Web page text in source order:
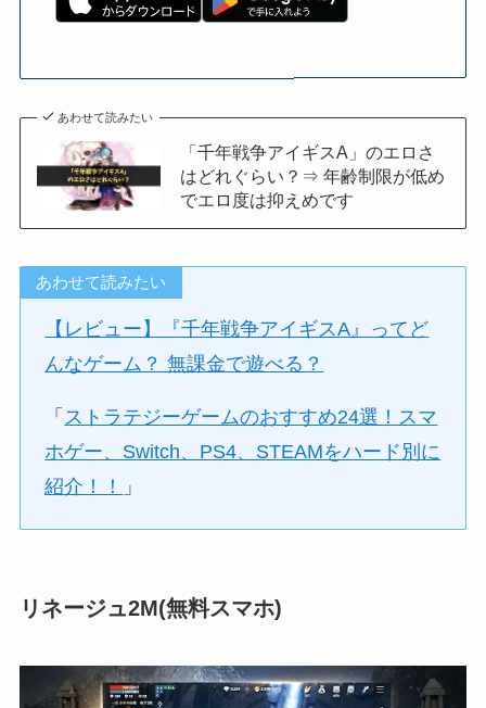
あわせて読みたい
「千年戦争アイギスA」のエロさ
はどれぐらい？⇒ 年齢制限が低め
でエロ度は抑えめです
あわせて読みたい
【レビュー】『千年戦争アイギスA』ってど
んなゲーム？ 無課金で遊べる？
「 ストラテジーゲームのおすすめ24選！スマ
ホゲー、Switch、PS4、STEAMをハード別に
紹介！！
」
リネージュ2M(無料スマホ)